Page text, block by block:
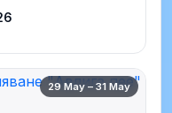
29 May – 31 May